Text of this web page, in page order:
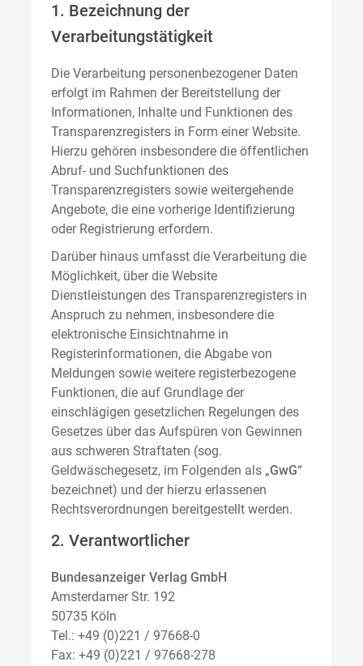
1. Bezeichnung der
Verarbeitungstätigkeit
Die Verarbeitung personenbezogener Daten
erfolgt im Rahmen der Bereitstellung der
Informationen, Inhalte und Funktionen des
Transparenzregisters in Form einer Website.
Hierzu gehören insbesondere die öffentlichen
Abruf- und Suchfunktionen des
Transparenzregisters sowie weitergehende
Angebote, die eine vorherige Identifizierung
oder Registrierung erfordern.
Darüber hinaus umfasst die Verarbeitung die
Möglichkeit, über die Website
Dienstleistungen des Transparenzregisters in
Anspruch zu nehmen, insbesondere die
elektronische Einsichtnahme in
Registerinformationen, die Abgabe von
Meldungen sowie weitere registerbezogene
Funktionen, die auf Grundlage der
einschlägigen gesetzlichen Regelungen des
Gesetzes über das Aufspüren von Gewinnen
aus schweren Straftaten (sog.
Geldwäschegesetz, im Folgenden als „GwG“
bezeichnet) und der hierzu erlassenen
Rechtsverordnungen bereitgestellt werden.
2. Verantwortlicher
Bundesanzeiger Verlag GmbH
Amsterdamer Str. 192
50735 Köln
Tel.: +49 (0)221 / 97668-0
Fax: +49 (0)221 / 97668-278